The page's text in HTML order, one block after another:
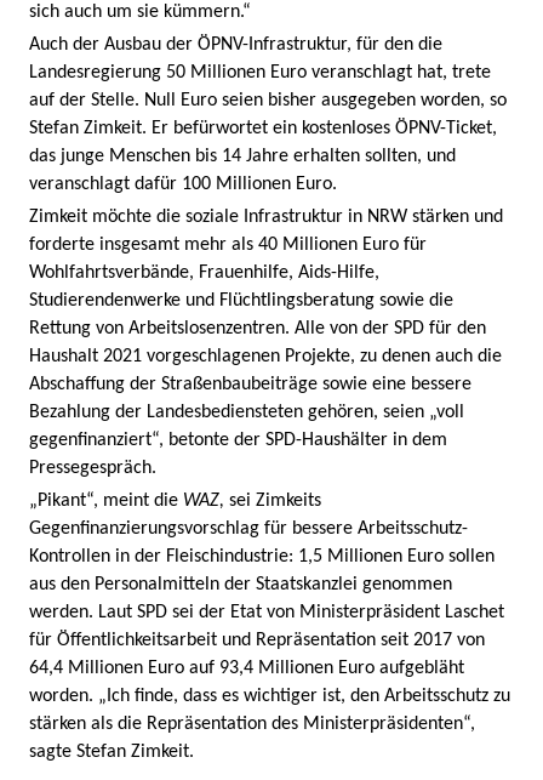
sich auch um sie kümmern.“
Auch der Ausbau der ÖPNV-Infrastruktur, für den die
Landesregierung 50 Millionen Euro veranschlagt hat, trete
auf der Stelle. Null Euro seien bisher ausgegeben worden, so
Stefan Zimkeit. Er befürwortet ein kostenloses ÖPNV-Ticket,
das junge Menschen bis 14 Jahre erhalten sollten, und
veranschlagt dafür 100 Millionen Euro.
Zimkeit möchte die soziale Infrastruktur in NRW stärken und
forderte insgesamt mehr als 40 Millionen Euro für
Wohlfahrtsverbände, Frauenhilfe, Aids-Hilfe,
Studierendenwerke und Flüchtlingsberatung sowie die
Rettung von Arbeitslosenzentren. Alle von der SPD für den
Haushalt 2021 vorgeschlagenen Projekte, zu denen auch die
Abschaffung der Straßenbaubeiträge sowie eine bessere
Bezahlung der Landesbediensteten gehören, seien „voll
gegenfinanziert“, betonte der SPD-Haushälter in dem
Pressegespräch.
„Pikant“, meint die WAZ, sei Zimkeits
Gegenfinanzierungsvorschlag für bessere Arbeitsschutz-
Kontrollen in der Fleischindustrie: 1,5 Millionen Euro sollen
aus den Personalmitteln der Staatskanzlei genommen
werden. Laut SPD sei der Etat von Ministerpräsident Laschet
für Öffentlichkeitsarbeit und Repräsentation seit 2017 von
64,4 Millionen Euro auf 93,4 Millionen Euro aufgebläht
worden. „Ich finde, dass es wichtiger ist, den Arbeitsschutz zu
stärken als die Repräsentation des Ministerpräsidenten“,
sagte Stefan Zimkeit.